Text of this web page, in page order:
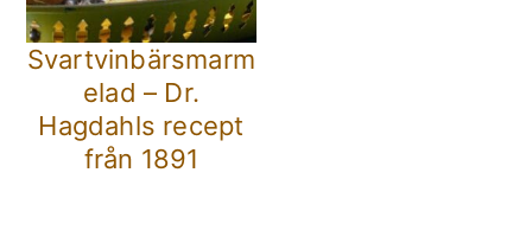
Svartvinbärsmarm
elad – Dr.
Hagdahls recept
från 1891